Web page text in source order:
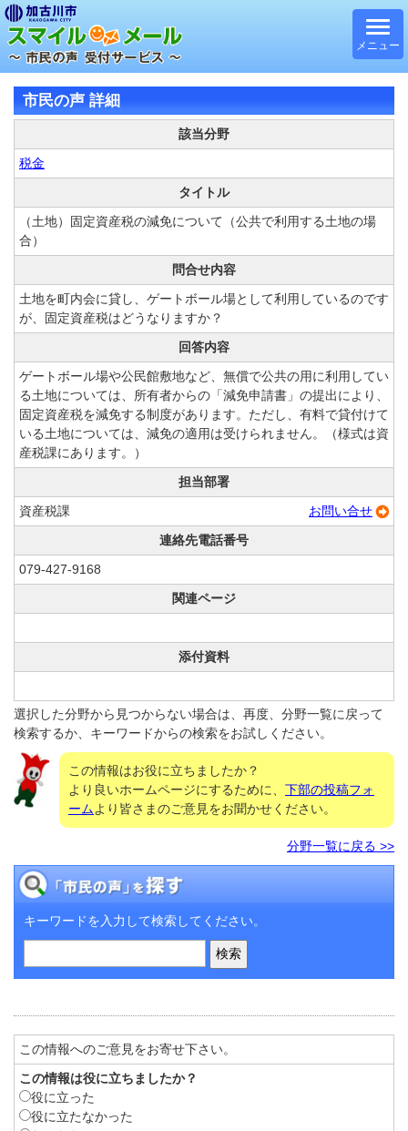
メニュー
市民の声 詳細
該当分野
税金
タイトル
（土地）固定資産税の減免について（公共で利用する土地の場
合）
問合せ内容
土地を町内会に貸し、ゲートボール場として利用しているのです
が、固定資産税はどうなりますか？
回答内容
ゲートボール場や公民館敷地など、無償で公共の用に利用してい
る土地については、所有者からの「減免申請書」の提出により、
固定資産税を減免する制度があります。ただし、有料で貸付けて
いる土地については、減免の適用は受けられません。（様式は資
産税課にあります。）
担当部署
お問い合せ
資産税課
連絡先電話番号
079-427-9168
関連ページ
添付資料
選択した分野から見つからない場合は、再度、分野一覧に戻って
検索するか、キーワードからの検索をお試しください。
この情報はお役に立ちましたか？
より良いホームページにするために、 下部の投稿フォ
ームより皆さまのご意見をお聞かせください。
分野一覧に戻る >>
キーワードを入力して検索してください。
この情報へのご意見をお寄せ下さい。
この情報は役に立ちましたか？
役に立った
役に立たなかった